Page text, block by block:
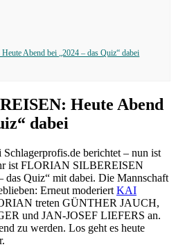
Abend bei „2024 – das Quiz“ dabei
Heute Abend
dabei
Schlagerprofis.de berichtet – nun ist
ist FLORIAN SILBEREISEN
das Quiz“ mit dabei. Die Mannschaft
Erneut moderiert KAI
treten GÜNTHER JAUCH,
und JAN-JOSEF LIEFERS an.
zu werden. Los geht es heute